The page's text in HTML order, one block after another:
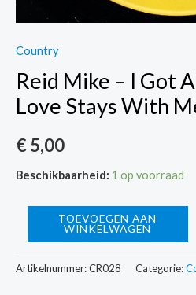
Country
Reid Mike – I Got
Love Stays With
€5,00
Beschikbaarheid: 1 op voorraad
TOEVOEGEN AAN
WINKELWAGEN
Artikelnummer:CR028 Categorie: